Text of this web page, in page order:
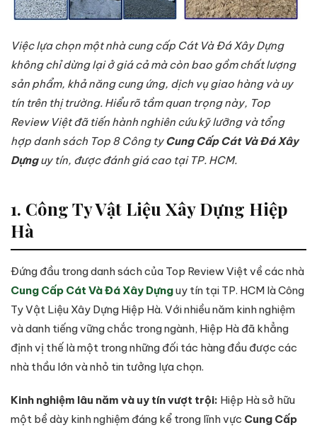
Việc lựa chọn một nhà cung cấp Cát Và Đá Xây Dựng
không chỉ dừng lại ở giá cả mà còn bao gồm chất lượng
sản phẩm, khả năng cung ứng, dịch vụ giao hàng và uy
tín trên thị trường. Hiểu rõ tầm quan trọng này, Top
Review Việt đã tiến hành nghiên cứu kỹ lưỡng và tổng
hợp danh sách Top 8 Công tyCung Cấp Cát Và Đá Xây
Dựnguy tín, được đánh giá cao tại TP. HCM.
1. Công Ty Vật Liệu Xây Dựng Hiệp
Hà
Đứng đầu trong danh sách của Top Review Việt về các nhà
Cung Cấp Cát Và Đá Xây Dựnguy tín tại TP. HCM là Công
Ty Vật Liệu Xây Dựng Hiệp Hà. Với nhiều năm kinh nghiệm
và danh tiếng vững chắc trong ngành, Hiệp Hà đã khẳng
định vị thế là một trong những đối tác hàng đầu được các
nhà thầu lớn và nhỏ tin tưởng lựa chọn.
Kinh nghiệm lâu năm và uy tín vượt trội: Hiệp Hà sở hữu
một bề dày kinh nghiệm đáng kể trong lĩnh vực Cung Cấp